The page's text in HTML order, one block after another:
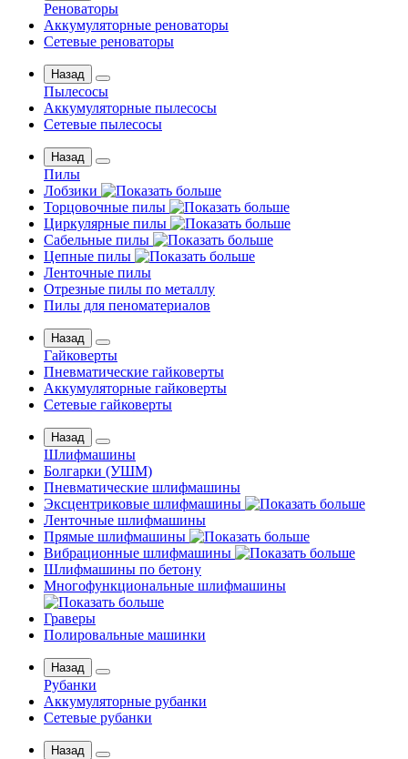
Реноваторы
Аккумуляторные реноваторы
Сетевые реноваторы
Назад
Пылесосы
Аккумуляторные пылесосы
Сетевые пылесосы
Назад
Пилы
Лобзики
Торцовочные пилы
Циркулярные пилы
Сабельные пилы
Цепные пилы
Ленточные пилы
Отрезные пилы по металлу
Пилы для пеноматериалов
Назад
Гайковерты
Пневматические гайковерты
Аккумуляторные гайковерты
Сетевые гайковерты
Назад
Шлифмашины
Бoлгаpки (УШM)
Пневматические шлифмашины
Эксцентриковые шлифмашины
Ленточные шлифмашины
Прямые шлифмашины
Вибрационные шлифмашины
Шлифмашины по бетону
Многофункциональные шлифмашины
Граверы
Полировальные машинки
Назад
Рубанки
Аккумуляторные рубанки
Сетевые рубанки
Назад